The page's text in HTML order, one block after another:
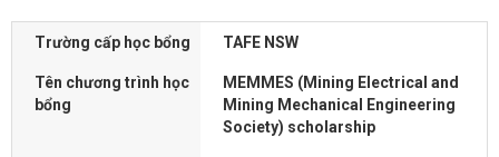
Trường cấp học bổng TAFE NSW
Tên chương trình học
bổng
MEMMES (Mining Electrical and
Mining Mechanical Engineering
Society) scholarship